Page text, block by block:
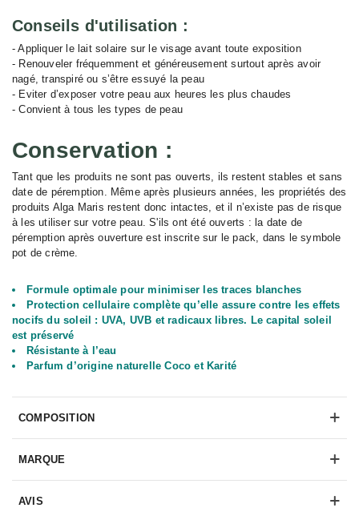
Conseils d'utilisation :
- Appliquer le lait solaire sur le visage avant toute exposition
- Renouveler fréquemment et généreusement surtout après avoir
nagé, transpiré ou s’être essuyé la peau
- Eviter d’exposer votre peau aux heures les plus chaudes
- Convient à tous les types de peau
Conservation :
Tant que les produits ne sont pas ouverts, ils restent stables et sans
date de péremption. Même après plusieurs années, les propriétés des
produits Alga Maris restent donc intactes, et il n’existe pas de risque
à les utiliser sur votre peau. S'ils ont été ouverts : la date de
péremption après ouverture est inscrite sur le pack, dans le symbole
pot de crème.
Formule optimale pour minimiser les traces blanches
Protection cellulaire complète qu’elle assure contre les effets
nocifs du soleil : UVA, UVB et radicaux libres. Le capital soleil
est préservé
Résistante à l’eau
Parfum d’origine naturelle Coco et Karité
COMPOSITION
MARQUE
AVIS